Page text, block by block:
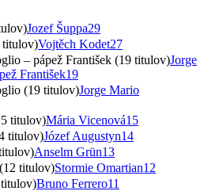
Jozef Šuppa29
titulov)Vojtěch Kodet27
– pápež František (19 titulov)Jorge
František19
(19 titulov)Jorge Mario
titulov)Mária Vicenová15
titulov)Józef Augustyn14
Anselm Grün13
titulov)Stormie Omartian12
Bruno Ferrero11